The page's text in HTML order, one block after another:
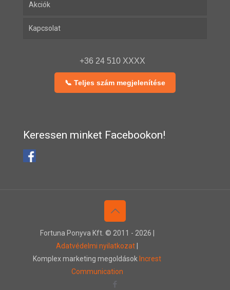
Akciók
Kapcsolat
+36 24 510 XXXX
📞 Teljes szám megjelenítése
Keressen minket Facebookon!
Fortuna Ponyva Kft. © 2011 - 2026 |
Adatvédelmi nyilatkozat
Komplex marketing megoldások Increst
Communication